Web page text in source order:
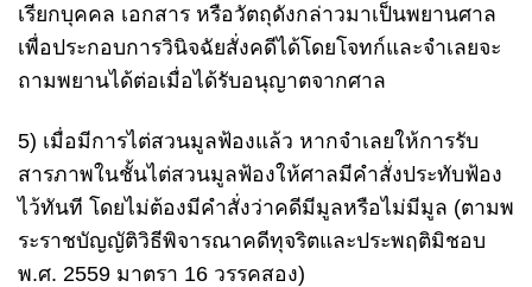
เรียกบุคคล เอกสาร หรือวัตถุดังกล่าวมาเป็นพยานศาล
เพื่อประกอบการวินิจฉัยสั่งคดีได้โดยโจทก์และจำเลยจะ
ถามพยานได้ต่อเมื่อได้รับอนุญาตจากศาล
5) เมื่อมีการไต่สวนมูลฟ้องแล้ว หากจำเลยให้การรับ
สารภาพในชั้นไต่สวนมูลฟ้องให้ศาลมีคำสั่งประทับฟ้อง
ไว้ทันที โดยไม่ต้องมีคำสั่งว่าคดีมีมูลหรือไม่มีมูล (ตามพ
ระราชบัญญัติวิธีพิจารณาคดีทุจริตและประพฤติมิชอบ
พ.ศ. 2559 มาตรา 16 วรรคสอง)